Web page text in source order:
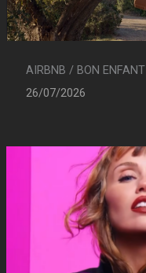
AIRBNB / BON ENFANT
26/07/2026